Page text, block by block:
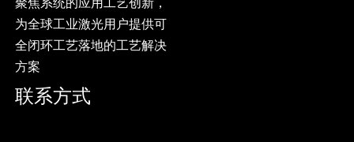
为全球工业激光用户提供可
全闭环工艺落地的工艺解决
方案
联系方式